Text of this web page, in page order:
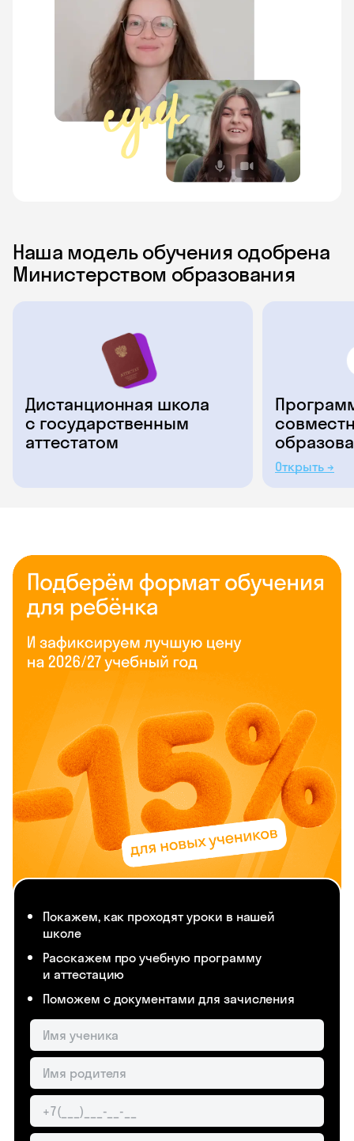
Наша модель обучения одобрена
Министерством образования
Дистанционная школа
с государственным
аттестатом
Открыть →
Покажем, как проходят уроки в нашей
школе
Расскажем про учебную программу
и аттестацию
Поможем с документами для зачисления